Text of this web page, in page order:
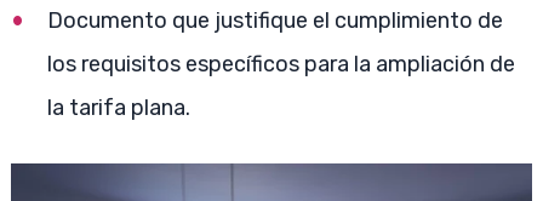
Documento que justifique el cumplimiento de
los requisitos específicos para la ampliación de
la tarifa plana.